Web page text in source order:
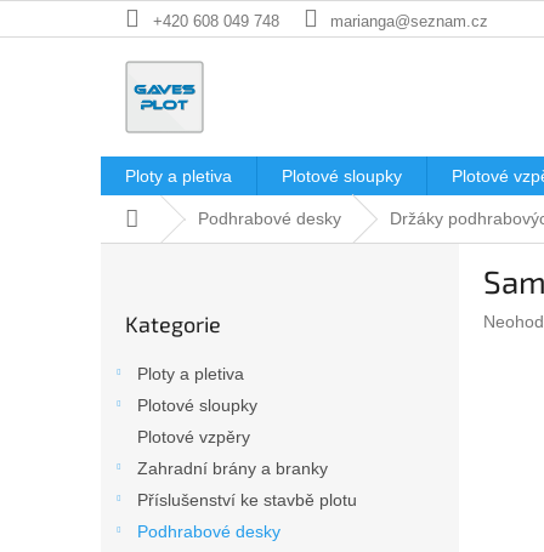
na
+420 608 049 748 marianga@seznam.cz
Ploty a pletiva Plotové sloupky Plotové
Domů Podhrabové desky Držáky
kategorie
Kategorie
Ploty a pletiva
Plotové sloupky
Plotové vzpěry
Zahradní brány a branky
Příslušenství ke stavbě plotu
Podhrabové desky